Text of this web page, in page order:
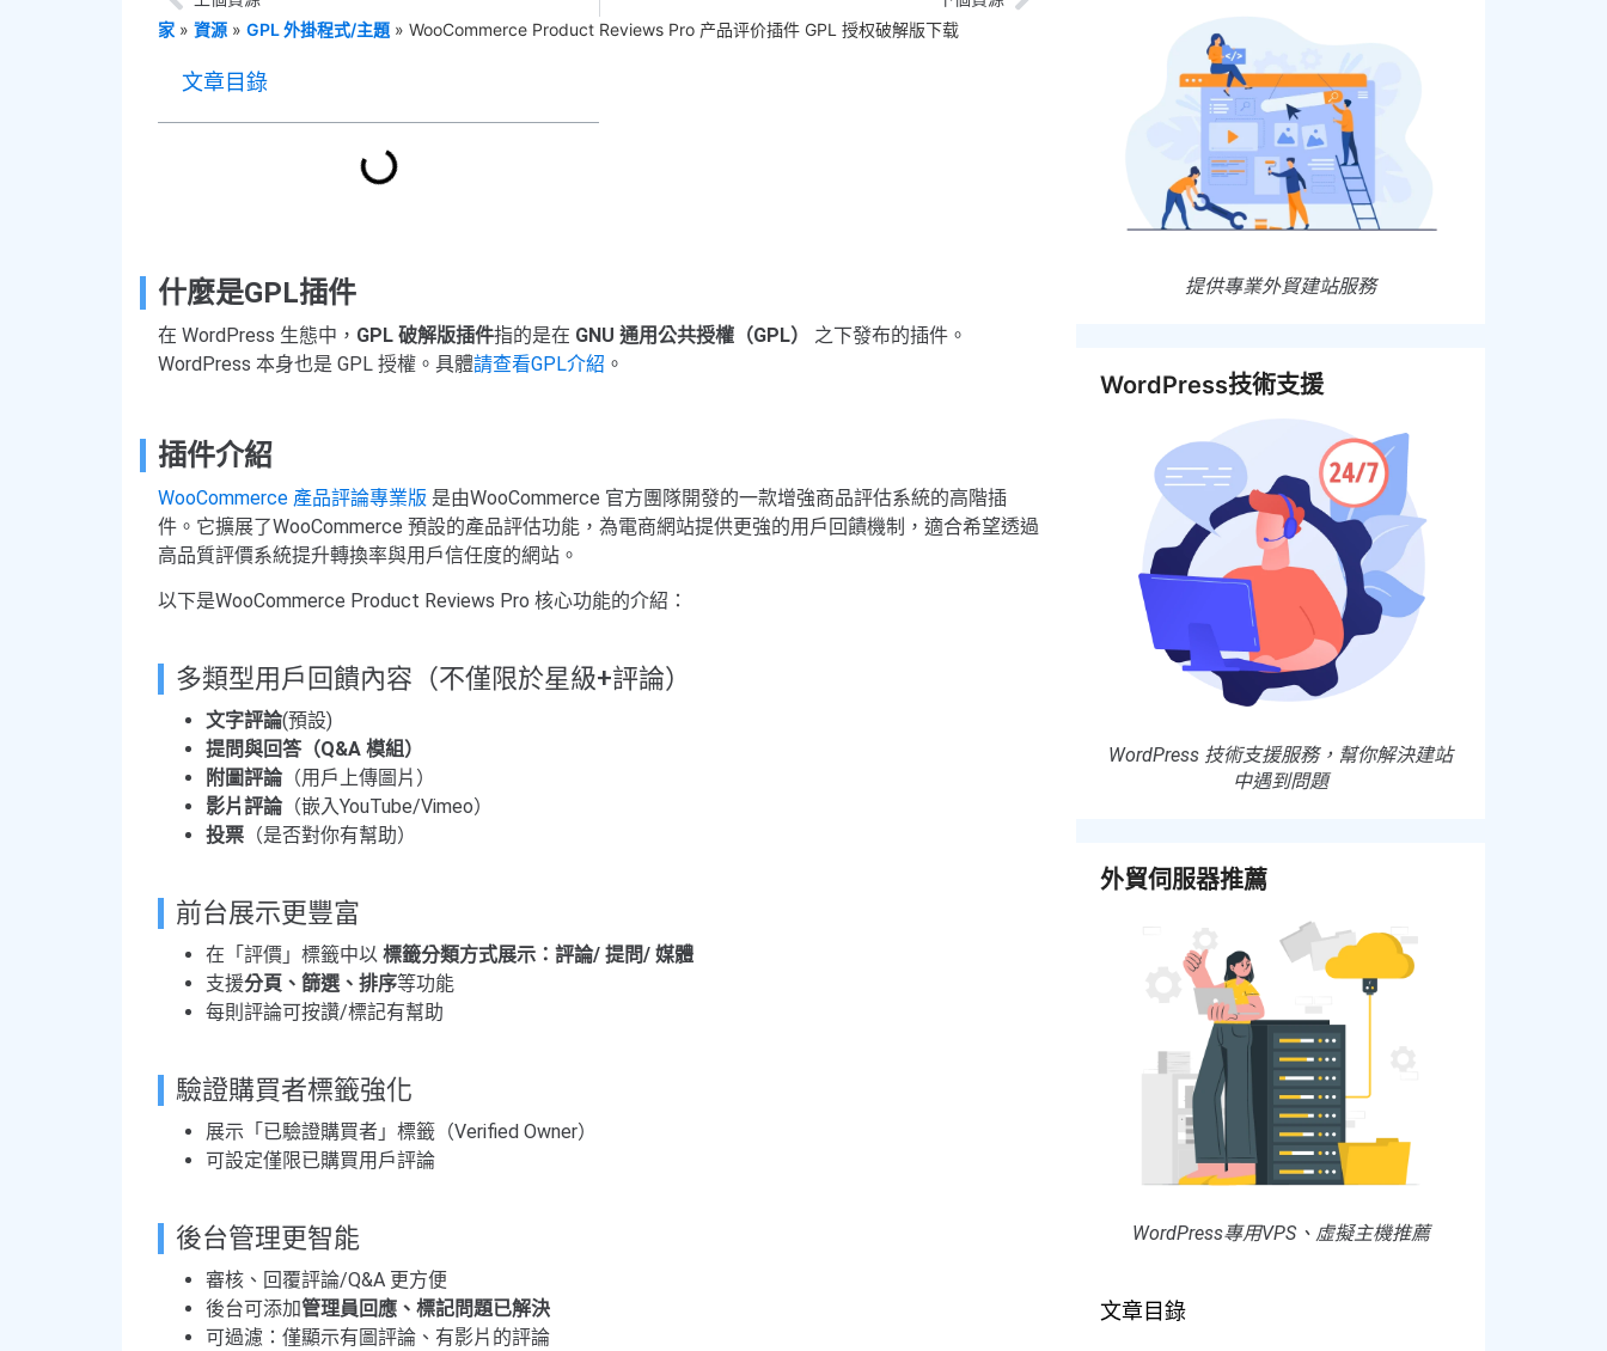
家 » 資源 » GPL 外掛程式/主題 » WooCommerce Product Reviews Pro 产品评价插件 GPL 授权破解版下载
文章目錄
什麼是GPL插件
在 WordPress 生態中， GPL 破解版插件指的是在 GNU 通用公共授權（GPL）
之下發布的插件。
WordPress 本身也是 GPL 授權。具體請查看GPL介紹 。
插件介紹
WooCommerce 產品評論專業版 是由WooCommerce 官方團隊開發的一款增強商品評估系統的高階插
件。它擴展了WooCommerce 預設的產品評估功能，為電商網站提供更強的用戶回饋機制，適合希望透過
高品質評價系統提升轉換率與用戶信任度的網站。
以下是WooCommerce Product Reviews Pro 核心功能的介紹：
多類型用戶回饋內容（不僅限於星級+評論）
文字評論(預設)
提問與回答（Q&A 模組）
附圖評論（用戶上傳圖片）
影片評論（嵌入YouTube/Vimeo）
投票 （是否對你有幫助）
前台展示更豐富
在「評價」標籤中以 標籤分類方式展示：評論/ 提問/ 媒體
支援分頁、篩選、排序等功能
每則評論可按讚/標記有幫助
驗證購買者標籤強化
展示「已驗證購買者」標籤（Verified Owner）
可設定僅限已購買用戶評論
後台管理更智能
審核、回覆評論/Q&A 更方便
後台可添加管理員回應、標記問題已解決
可過濾：僅顯示有圖評論、有影片的評論
提供專業外貿建站服務
WordPress技術支援
WordPress 技術支援服務，幫你解決建站
中遇到問題
外貿伺服器推薦
WordPress專用VPS、虛擬主機推薦
文章目錄